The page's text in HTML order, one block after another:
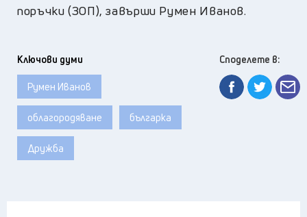
поръчки (ЗОП), завърши Румен Иванов.
Ключови думи
Румен Иванов
облагородяване българка
Дружба
Споделете в: